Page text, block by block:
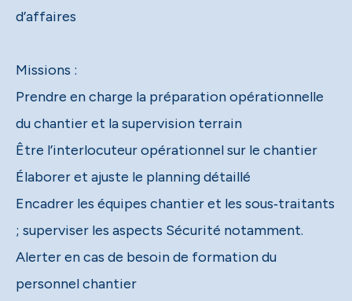
d’affaires
Missions :
Prendre en charge la préparation opérationnelle
du chantier et la supervision terrain
Être l’interlocuteur opérationnel sur le chantier
Élaborer et ajuste le planning détaillé
Encadrer les équipes chantier et les sous‑traitants
; superviser les aspects Sécurité notamment.
Alerter en cas de besoin de formation du
personnel chantier